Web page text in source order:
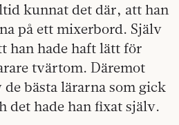
kunnat det där, att han
på ett mixerbord. Själv
han hade haft lätt för
tvärtom. Däremot
de bästa lärarna som gick
det hade han fixat själv.